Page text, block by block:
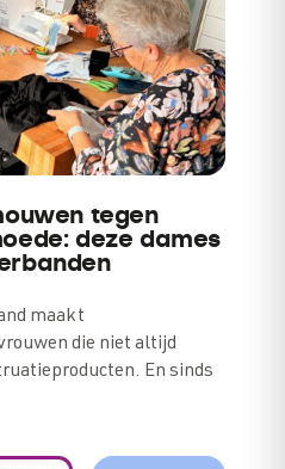
tegen
deze dames
maakt
die niet altijd
En sinds